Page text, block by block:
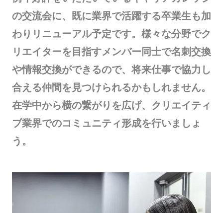
の交流会に、既に業界で活躍する卒業生も加
わりリニューアル予定です。様々な分野でク
リエイターを目指すメンバー同士で名刺交換
や情報交換ができるので、将来仕事で協力し
合える仲間を見つけられるかもしれません。
在学中から横の繋がりを広げ、クリエイティ
ブ業界でのコミュニティ形成を行いましょ
う。